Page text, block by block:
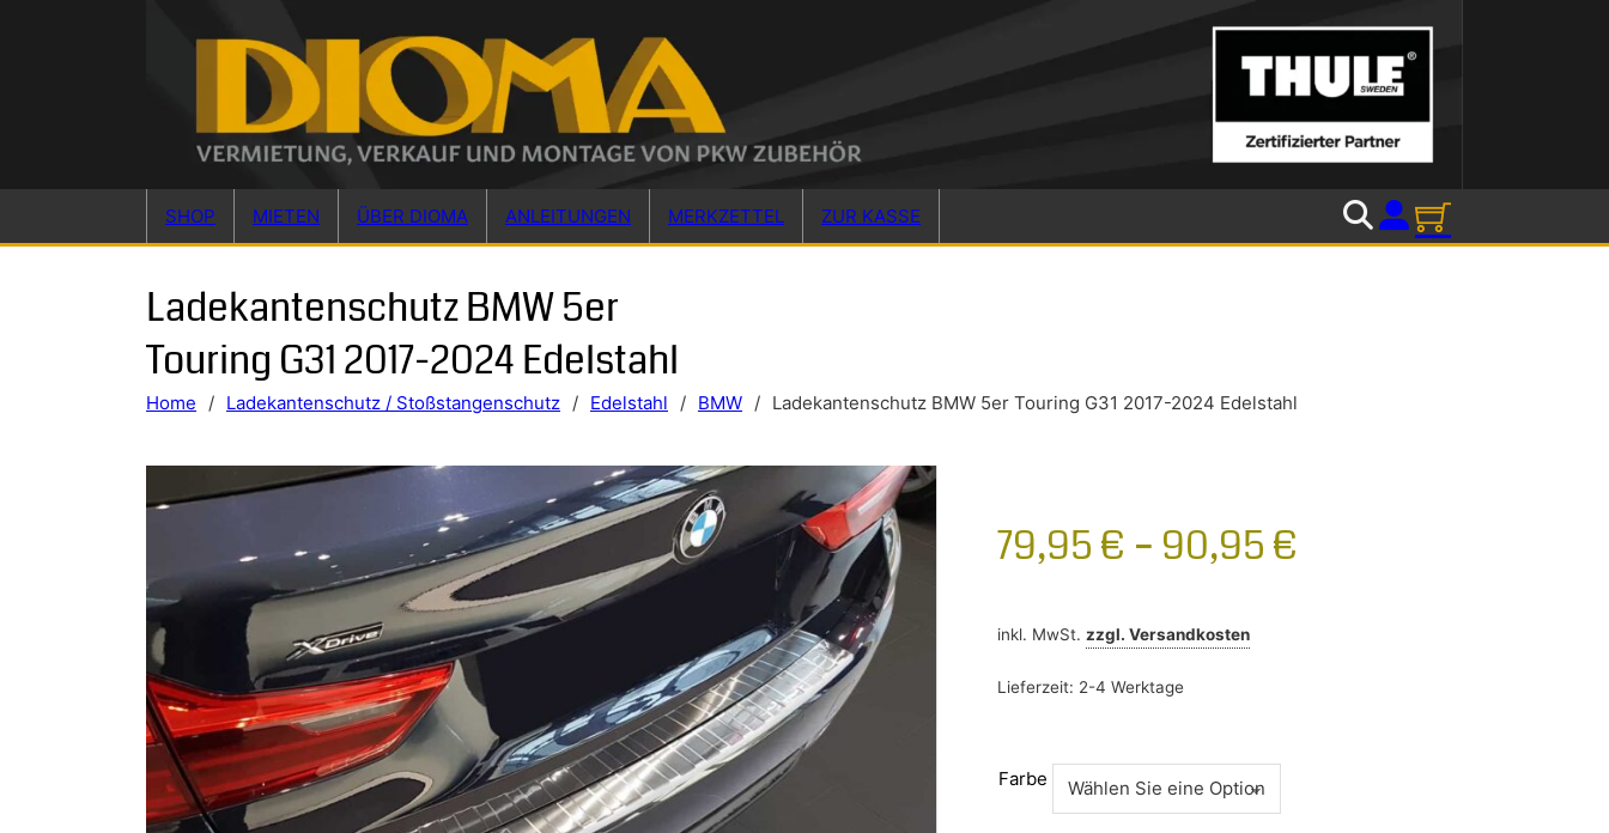
SHOP MIETEN ÜBER DIOMA ANLEITUNGEN MERKZETTEL ZUR KASSE
Ladekantenschutz BMW 5er
Touring G31 2017-2024 Edelstahl
Home / Ladekantenschutz / Stoßstangenschutz / Edelstahl / BMW / Ladekantenschutz BMW 5er Touring G31 2017-2024 Edelstahl
79,95 € – 90,95 €
inkl. MwSt. zzgl. Versandkosten
Lieferzeit: 2-4 Werktage
Farbe